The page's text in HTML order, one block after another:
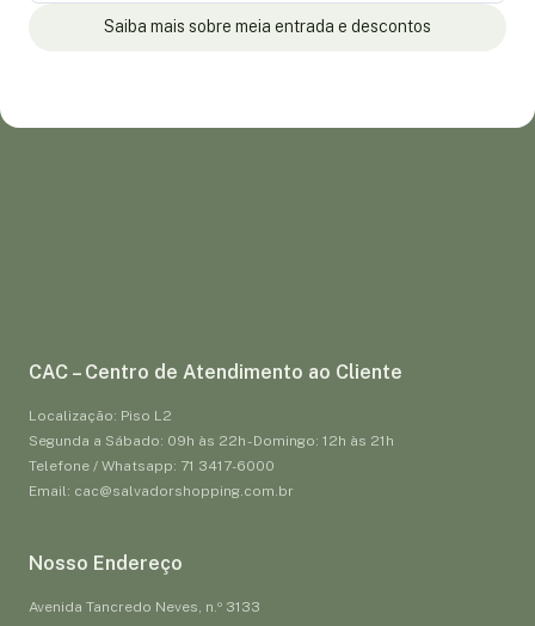
Saiba mais sobre meia entrada e descontos
CAC – Centro de Atendimento ao Cliente
Localização: Piso L2
Segunda a Sábado: 09h às 22h - Domingo: 12h às 21h
Telefone / Whatsapp: 71 3417-6000
Email: cac@salvadorshopping.com.br
Nosso Endereço
Avenida Tancredo Neves, n.º 3133